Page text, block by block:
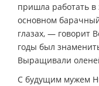
пришла работать в
основном
глазах, — говорит
годы был
Выращивали
С будущим мужем